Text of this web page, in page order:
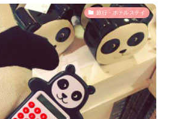
旅行・ホテルステイ